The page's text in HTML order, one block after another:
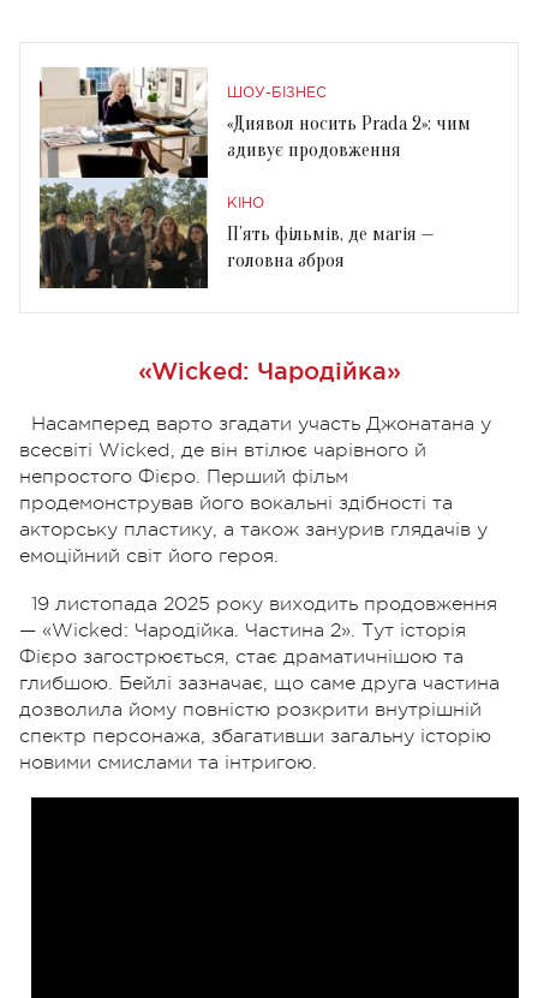
ШОУ-БІЗНЕС
«Диявол носить Prada 2»: чим
здивує продовження
КІНО
П’ять фільмів, де магія —
головна зброя
«Wicked: Чародійка»
Насамперед варто згадати участь Джонатана у
всесвіті Wicked, де він втілює чарівного й
непростого Фієро. Перший фільм
продемонстрував його вокальні здібності та
акторську пластику, а також занурив глядачів у
емоційний світ його героя.
19 листопада 2025 року виходить продовження
— «Wicked: Чародійка. Частина 2». Тут історія
Фієро загострюється, стає драматичнішою та
глибшою. Бейлі зазначає, що саме друга частина
дозволила йому повністю розкрити внутрішній
спектр персонажа, збагативши загальну історію
новими смислами та інтригою.